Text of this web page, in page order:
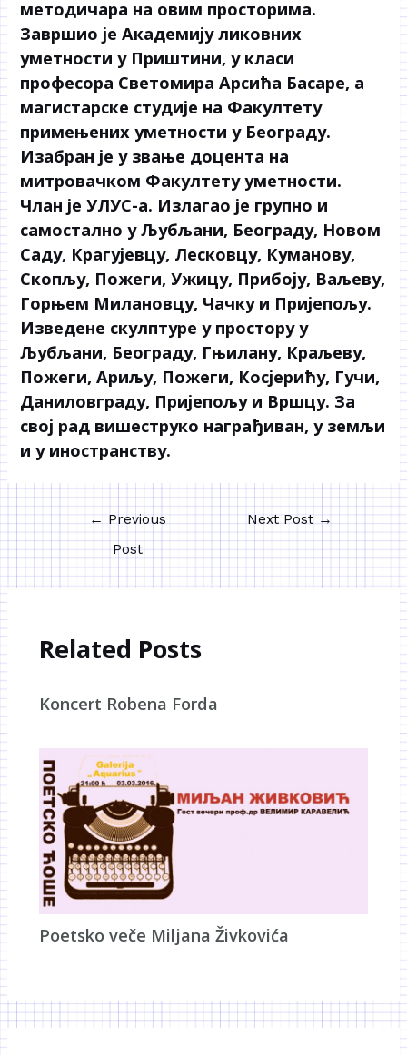
методичара на овим просторима.
Завршио је Академију ликовних
уметности у Приштини, у класи
професора Светомира Арсића Басаре, а
магистарске студије на Факултету
примењених уметности у Београду.
Изабран је у звање доцента на
митровачком Факултету уметности.
Члан је УЛУС-а. Излагао је групно и
самостално у Љубљани, Београду, Новом
Саду, Крагујевцу, Лесковцу, Куманову,
Скопљу, Пожеги, Ужицу, Прибоју, Ваљеву,
Горњем Милановцу, Чачку и Пријепољу.
Изведене скулптуре у простору у
Љубљани, Београду, Гњилану, Краљеву,
Пожеги, Ариљу, Пожеги, Косјерићу, Гучи,
Даниловграду, Пријепољу и Вршцу. За
свој рад вишеструко награђиван, у земљи
и у иностранству.
←Previous
Post
Next Post→
Related Posts
Koncert Robena Forda
Poetsko veče Miljana Živkovića